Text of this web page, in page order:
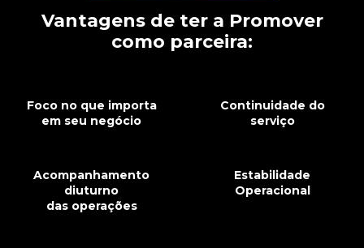
Vantagens de ter a Promover
como parceira:
Foco no que importa
em seu negócio
Continuidade do
serviço
Acompanhamento
diuturno
das operações
Estabilidade
Operacional